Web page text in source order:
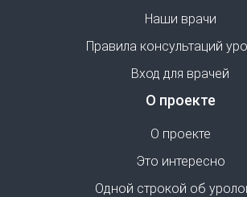
Наши врачи
Правила консультаций
Вход для врачей
О проекте
О проекте
Это интересно
Одной строкой об